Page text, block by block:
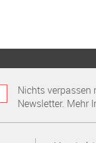
Nichts verpassen
Newsletter. Mehr